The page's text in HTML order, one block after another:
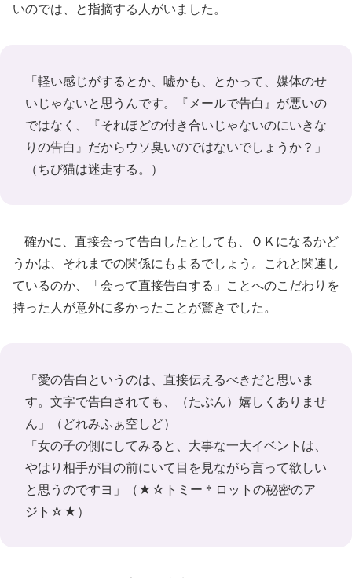
いのでは、と指摘する人がいました。
「軽い感じがするとか、嘘かも、とかって、媒体のせ
いじゃないと思うんです。『メールで告白』が悪いの
ではなく、『それほどの付き合いじゃないのにいきな
りの告白』だからウソ臭いのではないでしょうか？」
（ちび猫は迷走する。）
確かに、直接会って告白したとしても、ＯＫになるかど
うかは、それまでの関係にもよるでしょう。これと関連し
ているのか、「会って直接告白する」ことへのこだわりを
持った人が意外に多かったことが驚きでした。
「愛の告白というのは、直接伝えるべきだと思いま
す。文字で告白されても、（たぶん）嬉しくありませ
ん」
（どれみふぁ空しど）
「女の子の側にしてみると、大事な一大イベントは、
やはり相手が目の前にいて目を見ながら言って欲しい
と思うのですヨ」
（★☆トミー＊ロットの秘密のア
ジト☆★）